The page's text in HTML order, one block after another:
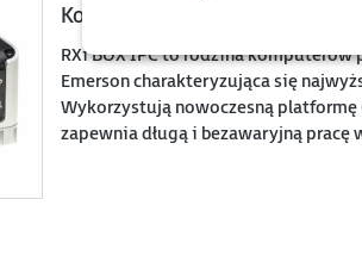
Komputery przemysłowe RXi
RXi BOX IPC to rodzina komputerów
Emerson charakteryzująca się
Wykorzystują nowoczesną
zapewnia długą i bezawaryjną pracę